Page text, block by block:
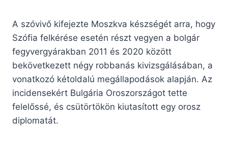
A szóvivő kifejezte Moszkva készségét arra, hogy
Szófia felkérése esetén részt vegyen a bolgár
fegyvergyárakban 2011 és 2020 között
bekövetkezett négy robbanás kivizsgálásában, a
vonatkozó kétoldalú megállapodások alapján. Az
incidensekért Bulgária Oroszországot tette
felelőssé, és csütörtökön kiutasított egy orosz
diplomatát.